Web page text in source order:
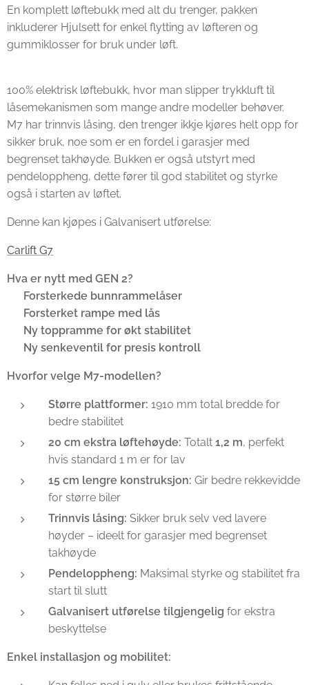
En komplett løftebukk med alt du trenger, pakken
inkluderer Hjulsett for enkel flytting av løfteren og
gummiklosser for bruk under løft.
100% elektrisk løftebukk, hvor man slipper trykkluft til
låsemekanismen som mange andre modeller behøver.
M7 har trinnvis låsing, den trenger ikkje kjøres helt opp for
sikker bruk, noe som er en fordel i garasjer med
begrenset takhøyde. Bukken er også utstyrt med
pendeloppheng, dette fører til god stabilitet og styrke
også i starten av løftet.
Denne kan kjøpes i Galvanisert utførelse:
Carlift G7
Hva er nytt med GEN 2?
Forsterkede bunnrammelåser
Forsterket rampe med lås
Ny toppramme for økt stabilitet
Ny senkeventil for presis kontroll
Hvorfor velge M7-modellen?
Større plattformer: 1910 mm total bredde for
bedre stabilitet
20 cm ekstra løftehøyde: Totalt 1,2 m, perfekt
hvis standard 1 m er for lav
15 cm lengre konstruksjon: Gir bedre rekkevidde
for større biler
Trinnvis låsing: Sikker bruk selv ved lavere
høyder – ideelt for garasjer med begrenset
takhøyde
Pendeloppheng: Maksimal styrke og stabilitet fra
start til slutt
Galvanisert utførelse tilgjengelig for ekstra
beskyttelse
Enkel installasjon og mobilitet: